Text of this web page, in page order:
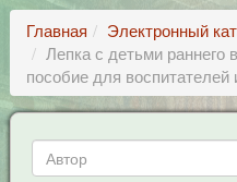
Главная
Электронный
Лепка с детьми раннего
пособие для воспитателей